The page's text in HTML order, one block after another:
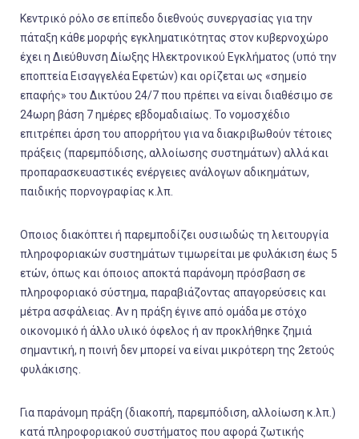
Κεντρικό ρόλο σε επίπεδο διεθνούς συνεργασίας για την
πάταξη κάθε μορφής εγκληματικότητας στον κυβερνοχώρο
έχει η Διεύθυνση Δίωξης Ηλεκτρονικού Εγκλήματος (υπό την
εποπτεία Εισαγγελέα Εφετών) και ορίζεται ως «σημείο
επαφής» του Δικτύου 24/7 που πρέπει να είναι διαθέσιμο σε
24ωρη βάση 7 ημέρες εβδομαδιαίως. Το νομοσχέδιο
επιτρέπει άρση του απορρήτου για να διακριβωθούν τέτοιες
πράξεις (παρεμπόδισης, αλλοίωσης συστημάτων) αλλά και
προπαρασκευαστικές ενέργειες ανάλογων αδικημάτων,
παιδικής πορνογραφίας κ.λπ.
Οποιος διακόπτει ή παρεμποδίζει ουσιωδώς τη λειτουργία
πληροφοριακών συστημάτων τιμωρείται με φυλάκιση έως 5
ετών, όπως και όποιος αποκτά παράνομη πρόσβαση σε
πληροφοριακό σύστημα, παραβιάζοντας απαγορεύσεις και
μέτρα ασφάλειας. Αν η πράξη έγινε από ομάδα με στόχο
οικονομικό ή άλλο υλικό όφελος ή αν προκλήθηκε ζημιά
σημαντική, η ποινή δεν μπορεί να είναι μικρότερη της 2ετούς
φυλάκισης.
Για παράνομη πράξη (διακοπή, παρεμπόδιση, αλλοίωση κ.λπ.)
κατά πληροφοριακού συστήματος που αφορά ζωτικής